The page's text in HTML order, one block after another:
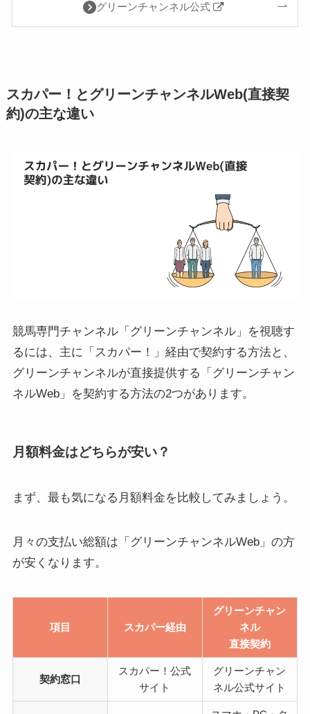
グリーンチャンネル公式
スカパー！とグリーンチャンネルWeb(直接契
約)の主な違い
競馬専門チャンネル「グリーンチャンネル」を視聴す
るには、主に「スカパー！」経由で契約する方法と、
グリーンチャンネルが直接提供する「グリーンチャン
ネルWeb」を契約する方法の2つがあります。
月額料金はどちらが安い？
まず、最も気になる月額料金を比較してみましょう。
月々の支払い総額は「グリーンチャンネルWeb」の方
が安くなります。
項目 スカパー経由
グリーンチャン
ネル
直接契約
契約窓口
スカパー！公式
サイト
グリーンチャン
ネル公式サイト